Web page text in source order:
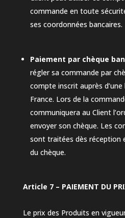
commande en toute
ses coordonnées bancaires.
Paiement par chèque
régler sa commande par
compte inscrit auprès
France. Lors de la
communiquera au Client
envoyer son chèque. Les
sont traitées dès réception
du chèque.
Article 7 – PAIEMENT DU
Le prix des Produits en